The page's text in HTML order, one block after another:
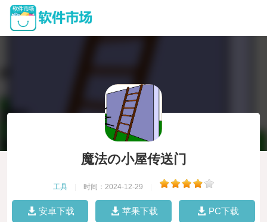
魔法の小屋传送门
工具 时间：2024-12-29
安卓下载 苹果下载 PC下载